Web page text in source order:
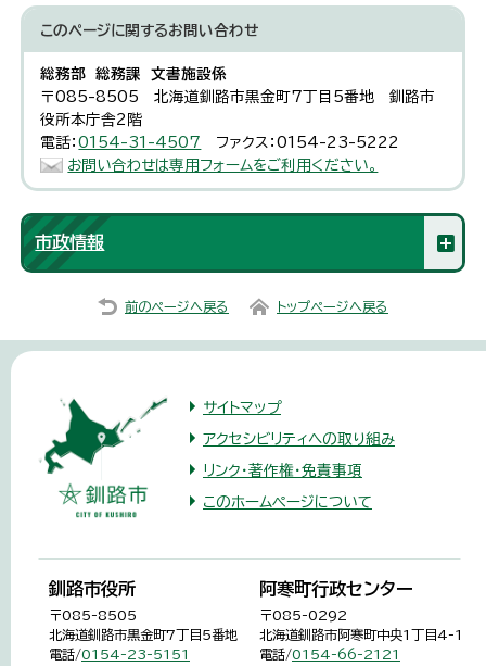
このページに関するお問い合わせ
総務部 総務課 文書施設係
〒085-8505 北海道釧路市黒金町7丁目5番地 釧路市
役所本庁舎2階
電話：0154-31-4507
ファクス：0154-23-5222
お問い合わせは専用フォームをご利用ください。
市政情報
前のページへ戻る トップページへ戻る
サイトマップ
アクセシビリティへの取り組み
リンク・著作権・免責事項
このホームページについて
釧路市役所
〒085-8505
北海道釧路市黒金町7丁目5番地
電話/0154-23-5151
阿寒町行政センター
〒085-0292
北海道釧路市阿寒町中央1丁目4-1
電話/0154-66-2121